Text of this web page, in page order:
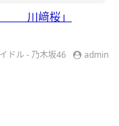
川﨑桜」
ドル - 乃木坂46 admin